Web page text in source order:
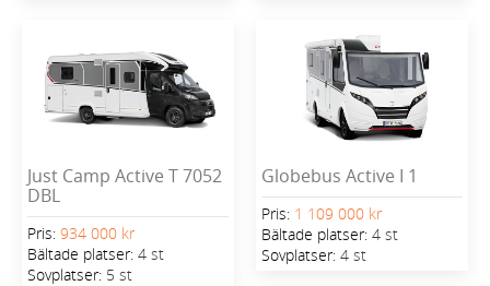
Just Camp Active T 7052
DBL
Pris: 934 000 kr
Bältade platser: 4 st
Sovplatser: 5 st
Globebus Active I 1
Pris: 1 109 000 kr
Bältade platser: 4 st
Sovplatser: 4 st